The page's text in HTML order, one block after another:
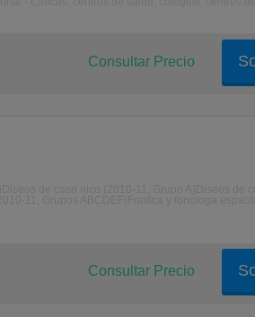
Consultar Precio
Consultar Precio